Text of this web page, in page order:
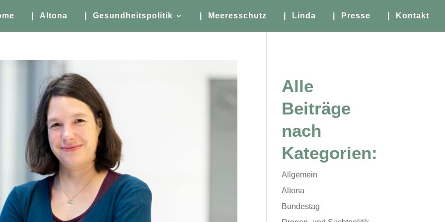
| Altona | Gesundheitspolitik | Meeresschutz | Linda | Presse | Kontakt
Alle
Beiträge
nach
Kategorien:
Allgemein
Altona
Bundestag